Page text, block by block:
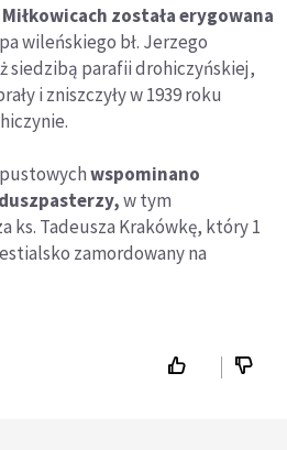
została erygowana
wileńskiego bł. Jerzego
siedzibą parafii drohiczyńskiej,
i zniszczyły w 1939 roku
wspominano
w tym
ks. Tadeusza Krakówkę, który 1
zamordowany na